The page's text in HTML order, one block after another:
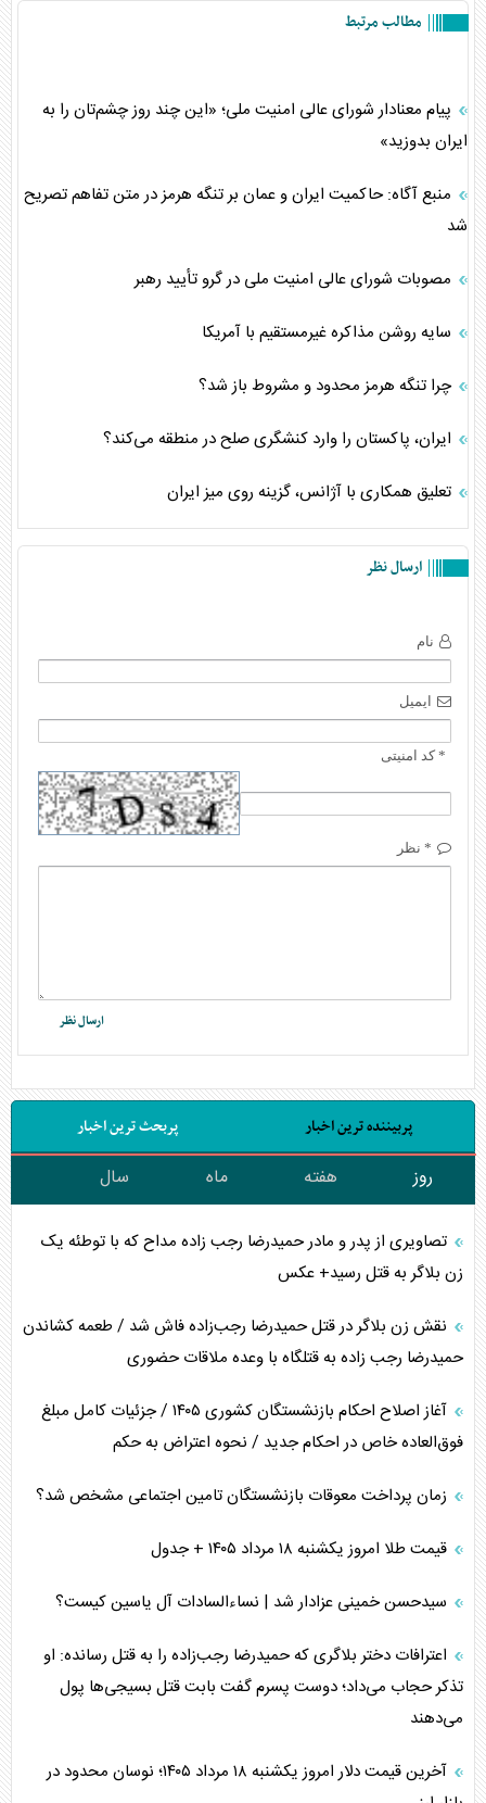
مطالب مرتبط
پیام معنادار شورای عالی امنیت ملی؛ «این چند روز چشم‌تان را به
ایران بدوزید»
منبع آگاه: حاکمیت ایران و عمان بر تنگه هرمز در متن تفاهم تصریح
شد
مصوبات شورای‌ عالی امنیت ملی در گرو تأیید رهبر
سایه روشن مذاکره غیرمستقیم با آمریکا
چرا تنگه هرمز محدود و مشروط باز شد؟
ایران، پاکستان را وارد کنشگری صلح در منطقه می‌کند؟
تعلیق همکاری با آژانس، گزینه روی میز ایران
ارسال نظر
نام
ایمیل
* کد امنیتی
* نظر
پربیننده ترین اخبار پربحث ترین اخبار
روز هفته ماه سال
تصاویری از پدر و مادر حمیدرضا رجب زاده مداح که با توطئه یک
زن بلاگر به قتل رسید+ عکس
نقش زن بلاگر در قتل حمیدرضا رجب‌زاده فاش شد / طعمه کشاندن
حمیدرضا رجب زاده به قتلگاه با وعده ملاقات حضوری
آغاز اصلاح احکام بازنشستگان کشوری ۱۴۰۵ / جزئیات کامل مبلغ
فوق‌العاده خاص در احکام جدید / نحوه اعتراض به حکم
زمان پرداخت معوقات بازنشستگان تامین اجتماعی مشخص شد؟
قیمت طلا امروز یکشنبه ۱۸ مرداد ۱۴۰۵ + جدول
سیدحسن خمینی عزادار شد | نساءالسادات آل یاسین کیست؟
اعترافات دختر بلاگری که حمیدرضا رجب‌زاده را به قتل رسانده: او
تذکر حجاب می‌داد؛ دوست پسرم گفت بابت قتل بسیجی‌ها پول
می‌دهند
آخرین قیمت دلار امروز یکشنبه ۱۸ مرداد ۱۴۰۵؛ نوسان محدود در